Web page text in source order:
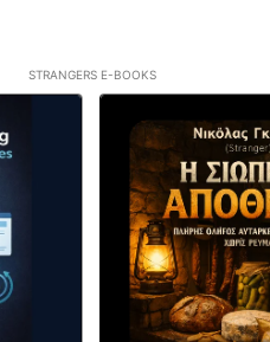
STRANGERS E-BOOKS